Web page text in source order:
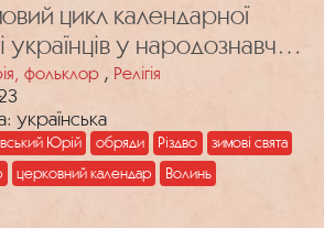
цикл календарної
українців у народознавчих
дослідженнях Юрія
фольклор , Релігія
українська
Юрій обряди Різдво
зимові свята
церковний календар Волинь